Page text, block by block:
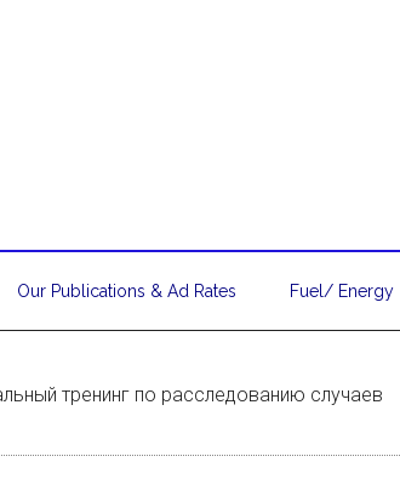
Our Publications & Ad Rates Fuel/ Energy
тренинг по расследованию случаев